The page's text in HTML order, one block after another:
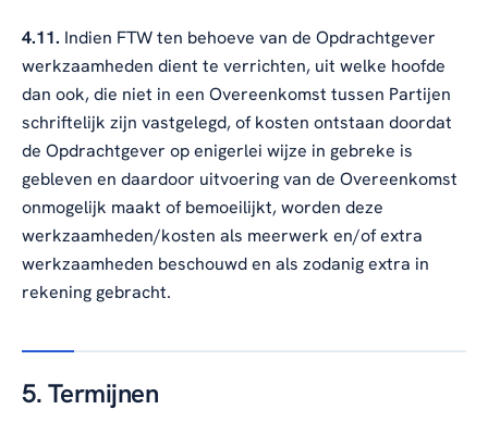
4.11. Indien FTW ten behoeve van de Opdrachtgever
werkzaamheden dient te verrichten, uit welke hoofde
dan ook, die niet in een Overeenkomst tussen Partijen
schriftelijk zijn vastgelegd, of kosten ontstaan doordat
de Opdrachtgever op enigerlei wijze in gebreke is
gebleven en daardoor uitvoering van de Overeenkomst
onmogelijk maakt of bemoeilijkt, worden deze
werkzaamheden/kosten als meerwerk en/of extra
werkzaamheden beschouwd en als zodanig extra in
rekening gebracht.
5. Termijnen